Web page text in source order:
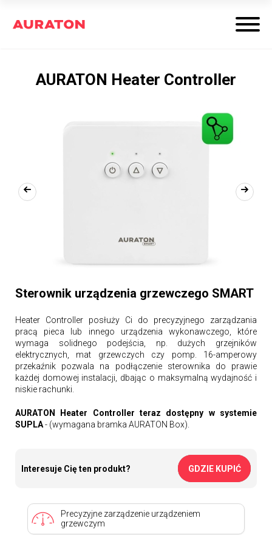
AURATON Heater Controller
Sterownik urządzenia grzewczego SMART
Heater Controller posłuży Ci do precyzyjnego zarządzania
pracą pieca lub innego urządzenia wykonawczego, które
wymaga solidnego podejścia, np. dużych grzejników
elektrycznych, mat grzewczych czy pomp. 16-amperowy
przekaźnik pozwala na podłączenie sterownika do prawie
każdej domowej instalacji, dbając o maksymalną wydajność i
niskie rachunki.
AURATON Heater Controller teraz dostępny w systemie
SUPLA- (wymagana bramka AURATON Box).
Interesuje Cię ten produkt? GDZIE KUPIĆ
Precyzyjne zarządzenie urządzeniem
grzewczym